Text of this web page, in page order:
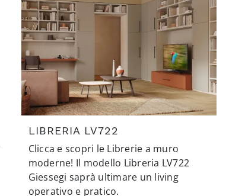
LIBRERIA LV722
Clicca e scopri le Librerie a muro
moderne! Il modello Libreria LV722
Giessegi saprà ultimare un living
operativo e pratico.